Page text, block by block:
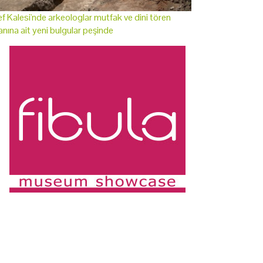
Kalesi'nde arkeologlar mutfak ve dini tören
ait yeni bulgular peşinde